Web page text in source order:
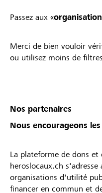
Passez aux «
Merci de bien vouloir
ou utilisez moins de
Nos partenaires
Nous encourageons
La plateforme de dons
heroslocaux.ch
organisations d'utilité
financer en commun et